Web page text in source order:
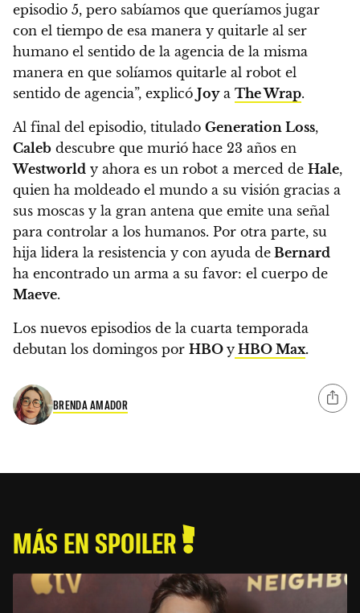
episodio 5, pero sabíamos que queríamos jugar
con el tiempo de esa manera y quitarle al ser
humano el sentido de la agencia de la misma
manera en que solíamos quitarle al robot el
sentido de agencia”, explicó Joya The Wrap.
Al final del episodio, titulado Generation Loss,
Caleb descubre que murió hace 23 años en
Westworld y ahora es un robot a merced de Hale,
quien ha moldeado el mundo a su visión gracias a
sus moscas y la gran antena que emite una señal
para controlar a los humanos. Por otra parte, su
hija lidera la resistencia y con ayuda de Bernard
ha encontrado un arma a su favor: el cuerpo de
Maeve.
Los nuevos episodios de la cuarta temporada
debutan los domingos por HBO y HBO Max.
BRENDA AMADOR
MÁS EN SPOILER